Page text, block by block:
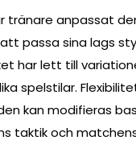
tränare anpassat
passa sina lags
har lett till
spelstilar.
kan modifieras
taktik och